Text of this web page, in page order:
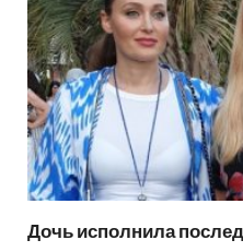
Дочь исполнила